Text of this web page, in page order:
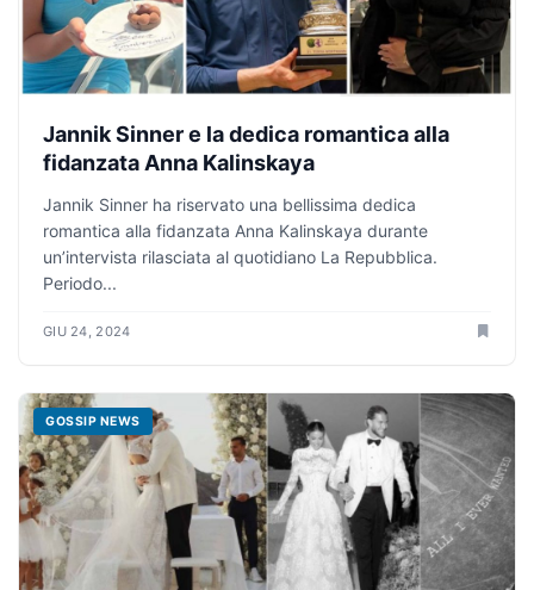
Jannik Sinner e la dedica romantica alla
fidanzata Anna Kalinskaya
Jannik Sinner ha riservato una bellissima dedica
romantica alla fidanzata Anna Kalinskaya durante
un’intervista rilasciata al quotidiano La Repubblica.
Periodo...
GIU 24, 2024
GOSSIP NEWS